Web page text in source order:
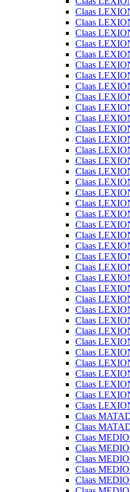
Claas
Claas
Claas
Claas
Claas
Claas
Claas
Claas
Claas
Claas
Claas
Claas
Claas
Claas
Claas
Claas
Claas
Claas
Claas
Claas
Claas
Claas
Claas
Claas
Claas
Claas
Claas
Claas
Claas
Claas
Claas
Claas
Claas
Claas
Claas
Claas
Claas
Claas
Claas
Claas
Claas
Claas
Claas
Claas
Claas